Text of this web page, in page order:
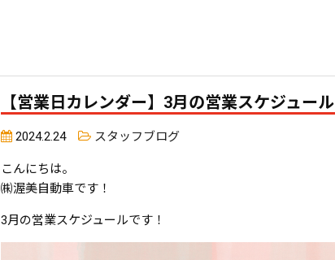
【営業日カレンダー】3月の営業スケジュール
2024.2.24 スタッフブログ
こんにちは。
㈱渥美自動車です！
3月の営業スケジュールです！